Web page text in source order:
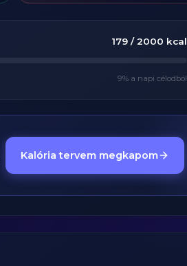
179 / 2000 kcal
9% a napi célodból
Kalória tervem megkapom